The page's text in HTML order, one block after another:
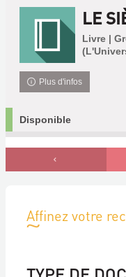
LE
Livre |
Plus d'infos
Disponible
Affinez votre